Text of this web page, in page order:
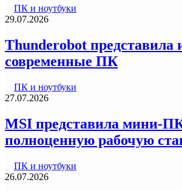
ПК и ноутбуки
29.07.2026
Thunderobot представила
современные ПК
ПК и ноутбуки
27.07.2026
MSI представила мини-
полноценную рабочую
ПК и ноутбуки
26.07.2026